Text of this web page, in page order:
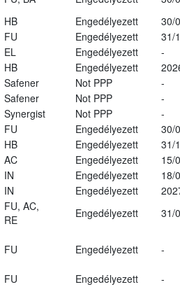
HB Engedélyezett
30/
FU Engedélyezett
31/
EL Engedélyezett
-
HB Engedélyezett
Safener Not PPP
-
Safener Not PPP
-
Synergist Not PPP
-
FU Engedélyezett
30/
HB Engedélyezett
31/
AC Engedélyezett
15/
IN Engedélyezett
18/
IN Engedélyezett
FU, AC,
RE
Engedélyezett
31/
FU Engedélyezett -
FU Engedélyezett
-